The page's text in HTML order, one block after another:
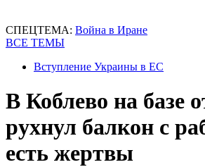
СПЕЦТЕМА: Война в Иране
ВСЕ ТЕМЫ
Вступление Украины в ЕС
В Коблево на базе
рухнул балкон с
есть жертвы